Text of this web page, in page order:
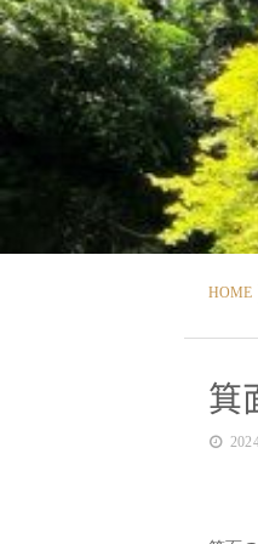
HOME
箕